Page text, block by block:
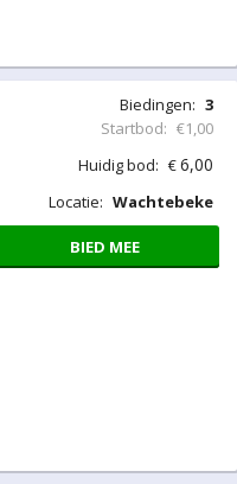
Biedingen: 3
Startbod: €1,00
Huidig bod: €6,00
Locatie: Wachtebeke
BIED MEE